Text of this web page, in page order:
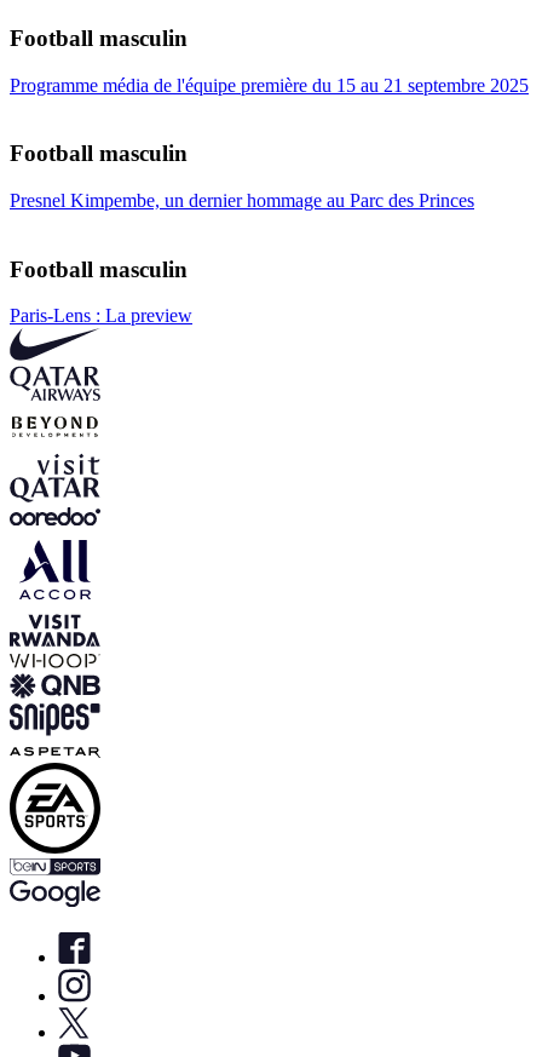
Football masculin
Programme média de l'équipe première du 15 au 21 septembre 2025
Football masculin
Presnel Kimpembe, un dernier hommage au Parc des Princes
Football masculin
Paris-Lens : La preview